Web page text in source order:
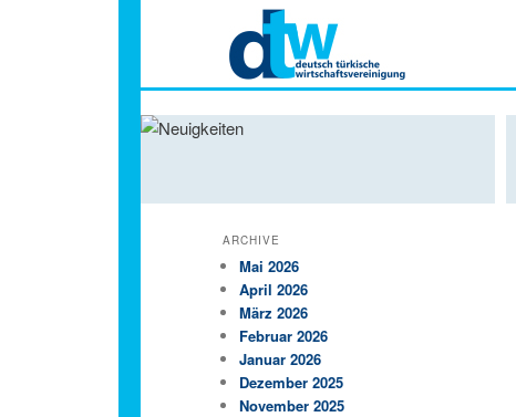
ARCHIVE
Mai 2026
April 2026
März 2026
Februar 2026
Januar 2026
Dezember 2025
November 2025